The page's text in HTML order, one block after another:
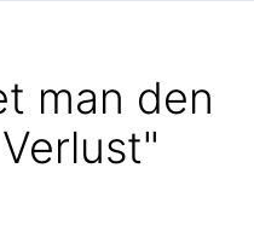
man den